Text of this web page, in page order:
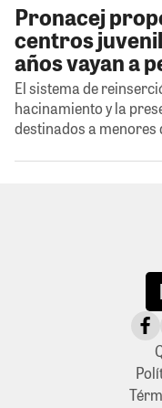
Pronacej
centros
años vayan a
El sistema de
hacinamiento y la
destinados a menores